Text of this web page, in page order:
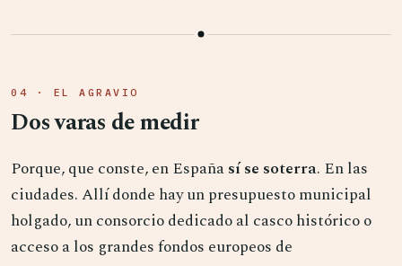
04 · EL AGRAVIO
Dos varas de medir
Porque, que conste, en Españasí se soterra. En las
ciudades. Allí donde hay un presupuesto municipal
holgado, un consorcio dedicado al casco histórico o
acceso a los grandes fondos europeos de